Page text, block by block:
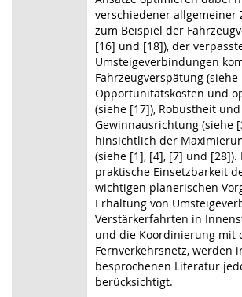
verschiedener allgemeiner
zum Beispiel der
[16] und [18]), der
Umsteigeverbindungen
Fahrzeugverspätung (siehe
Opportunitätskosten und
(siehe [17]), Robustheit und
Gewinnausrichtung (siehe
hinsichtlich der
(siehe [1], [4], [7] und [28]).
praktische Einsetzbarkeit
wichtigen planerischen
Erhaltung von
Verstärkerfahrten in
und die Koordinierung mit
Fernverkehrsnetz, werden
besprochenen Literatur
berücksichtigt.